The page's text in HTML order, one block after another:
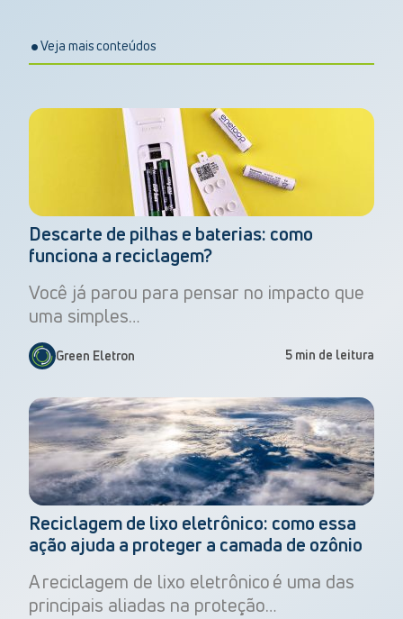
Veja mais conteúdos
Descarte de pilhas e baterias: como
funciona a reciclagem?
Você já parou para pensar no impacto que
uma simples…
Green Eletron 5 min de leitura
Reciclagem de lixo eletrônico: como essa
ação ajuda a proteger a camada de ozônio
A reciclagem de lixo eletrônico é uma das
principais aliadas na proteção…